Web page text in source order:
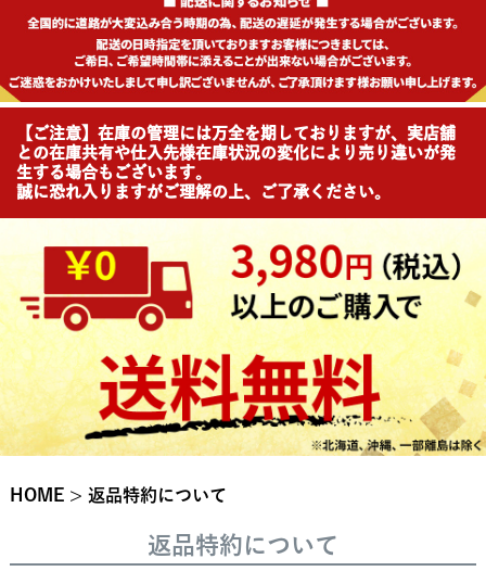
【ご注意】在庫の管理には万全を期しておりますが、実店舗
との在庫共有や仕入先様在庫状況の変化により売り違いが発
生する場合もございます。
誠に恐れ入りますがご理解の上、ご了承ください。
HOME 返品特約について
返品特約について